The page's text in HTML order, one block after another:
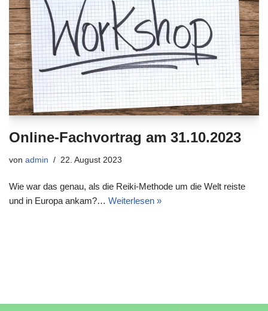
Online-Fachvortrag am 31.10.2023
von admin 22. August 2023
Wie war das genau, als die Reiki-Methode um die Welt reiste
und in Europa ankam?… Weiterlesen »